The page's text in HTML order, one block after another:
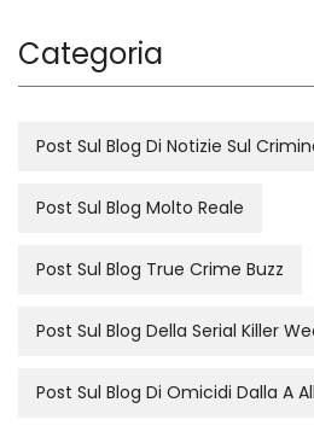
Categoria
Post Sul Blog Di Notizie Sul
Post Sul Blog Molto Reale
Post Sul Blog True Crime Buzz
Post Sul Blog Della Serial Killer
Post Sul Blog Di Omicidi Dalla A